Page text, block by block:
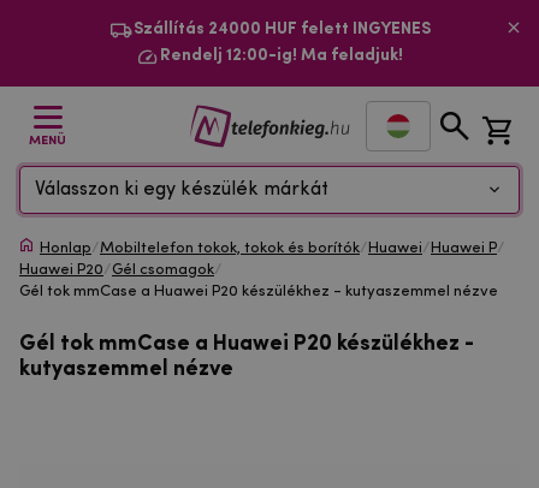
Szállítás 24000 HUF felett INGYENES
Rendelj 12:00-ig! Ma feladjuk!
MENÜ
Válasszon ki egy készülék márkát
Honlap/Mobiltelefon tokok, tokok és borítók/ Huawei/ Huawei P/
Huawei P20/Gél csomagok/
Gél tok mmCase a Huawei P20 készülékhez - kutyaszemmel nézve
Gél tok mmCase a Huawei P20 készülékhez -
kutyaszemmel nézve